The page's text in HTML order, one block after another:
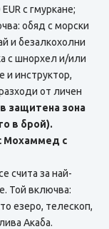
с гмуркане;
обяд с морски
и безалкохолни
с шнорхел и/или
и инструктор,
от личен
защитена зона
в брой).
Мохаммед с
счита за най-
Той включва:
езеро, телескоп,
Акаба.